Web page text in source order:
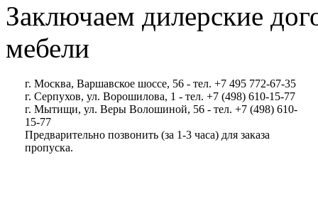
Заключаем дилерские
мебели
г. Москва, Варшавское шоссе, 56 - тел. +7 495 772-67-35
г. Серпухов, ул. Ворошилова, 1 - тел. +7 (498) 610-15-77
г. Мытищи, ул. Веры Волошиной, 56 - тел. +7 (498) 610-
15-77
Предварительно позвонить (за 1-3 часа) для заказа
пропуска.